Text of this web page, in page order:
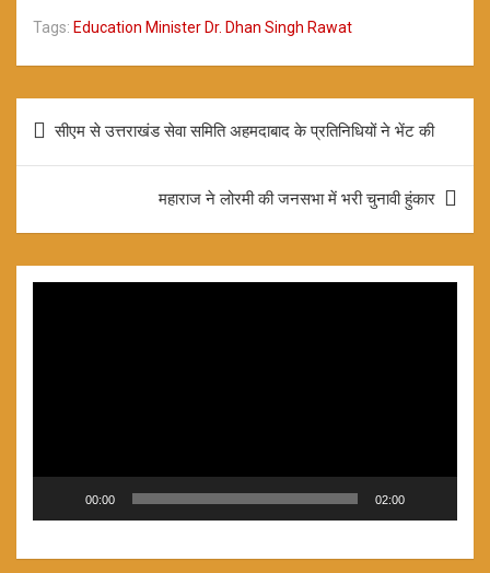
a
ce
o
o
h
at
A
p
h
ar
Tags: Education Minister Dr. Dhan Singh Rawat
Post
navigation
सीएम से उत्तराखंड सेवा समिति अहमदाबाद के प्रतिनिधियों ने भेंट की
महाराज ने लोरमी की जनसभा में भरी चुनावी हुंकार
00:00 02:00